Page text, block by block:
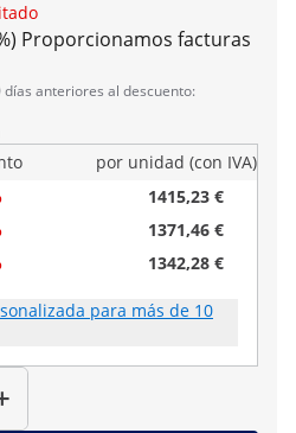
Proporcionamos facturas
anteriores al descuento:
por unidad (con IVA)
1415,23 €
1371,46 €
1342,28 €
para más de 10